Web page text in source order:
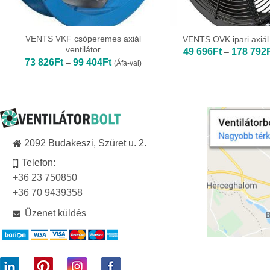
VENTS VKF csőperemes axiál
ventilátor
73 826Ft – 99 404FtÁrtartomány:
73
(Áfa-val)
VENTS OVK ipari
49 696Ft – 178 792
2092 Budakeszi, Szüret u. 2.
Telefon:
+36 23 750850
+36 70 9439358
Üzenet küldés